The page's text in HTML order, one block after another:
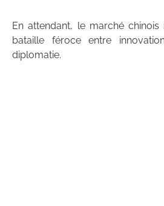
En attendant, le marché chinois
bataille féroce entre
diplomatie.